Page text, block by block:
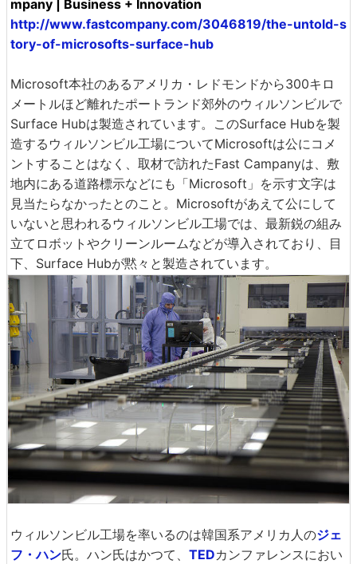
mpany | Business + Innovation
http://www.fastcompany.com/3046819/the-untold-s
tory-of-microsofts-surface-hub
Microsoft本社のあるアメリカ・レドモンドから300キロ
メートルほど離れたポートランド郊外のウィルソンビルで
Surface Hubは製造されています。このSurface Hubを製
造するウィルソンビル工場についてMicrosoftは公にコメ
ントすることはなく、取材で訪れたFast Campanyは、敷
地内にある道路標示などにも「Microsoft」を示す文字は
見当たらなかったとのこと。Microsoftがあえて公にして
いないと思われるウィルソンビル工場では、最新鋭の組み
立てロボットやクリーンルームなどが導入されており、目
下、Surface Hubが黙々と製造されています。
ウィルソンビル工場を率いるのは韓国系アメリカ人のジェ
フ・ハン氏。ハン氏はかつて、 TEDカンファレンスにおい